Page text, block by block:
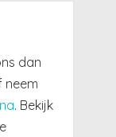
dan
neem
. Bekijk